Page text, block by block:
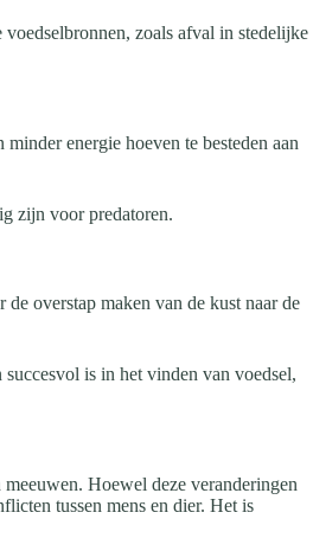
zoals afval in stedelijke
energie hoeven te besteden aan
zijn voor predatoren.
overstap maken van de kust naar de
is in het vinden van voedsel,
Hoewel deze veranderingen
tussen mens en dier. Het is